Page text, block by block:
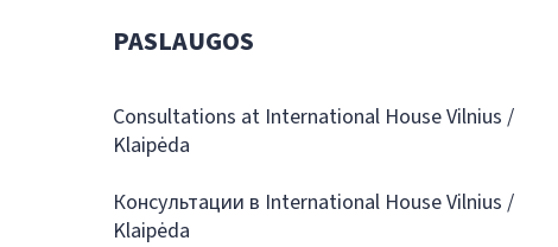
PASLAUGOS
Consultations at International House Vilnius /
Klaipėda
Консультации в International House Vilnius /
Klaipėda